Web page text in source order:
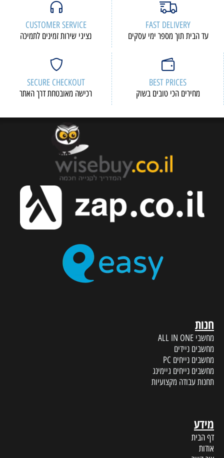
FAST DELIVERY
עד הבית תוך מספר ימי עסקים
CUSTOMER SERVICE
נציגי שירות זמינים לתמיכה
BEST PRICES
מחירים הכי טובים בשוק
SECURE CHECKOUT
רכישה מאובטחת דרך האתר
חנות
מחשבי ALL IN ONE
מחשבים ניידים
מחשבים נייחים PC
מחשבים נייחים גיימינג
תחנות עבודה מקצועיות
מידע
דף הבית
אודות